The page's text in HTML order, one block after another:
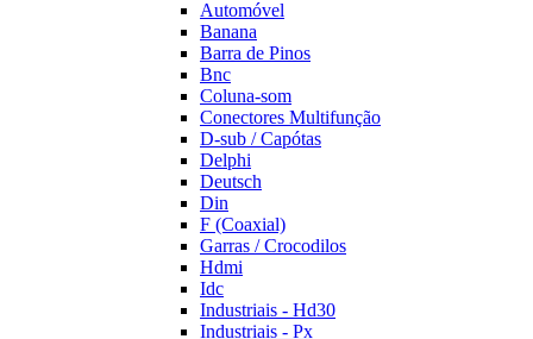
Automóvel
Banana
Barra de Pinos
Bnc
Coluna-som
Conectores Multifunção
D-sub / Capótas
Delphi
Deutsch
Din
F (Coaxial)
Garras / Crocodilos
Hdmi
Idc
Industriais - Hd30
Industriais - Px